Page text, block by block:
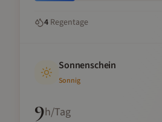
4 Regentage
Sonnenschein
Sonnig
9h/Tag